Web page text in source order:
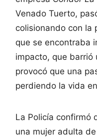
Venado Tuerto,
colisionando con la
que se encontraba
impacto, que barrió
provocó que una
perdiendo la vida
La Policía confirmó
una mujer adulta